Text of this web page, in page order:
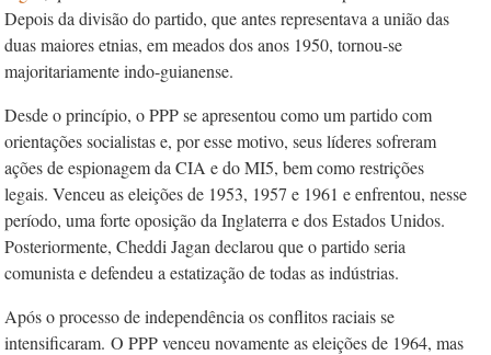
Depois da divisão do partido, que antes representava a união das
duas maiores etnias, em meados dos anos 1950, tornou-se
majoritariamente indo-guianense.
Desde o princípio, o PPP se apresentou como um partido com
orientações socialistas e, por esse motivo, seus líderes sofreram
ações de espionagem da CIA e do MI5, bem como restrições
legais. Venceu as eleições de 1953, 1957 e 1961 e enfrentou, nesse
período, uma forte oposição da Inglaterra e dos Estados Unidos.
Posteriormente, Cheddi Jagan declarou que o partido seria
comunista e defendeu a estatização de todas as indústrias.
Após o processo de independência os conflitos raciais se
intensificaram. O PPP venceu novamente as eleições de 1964, mas